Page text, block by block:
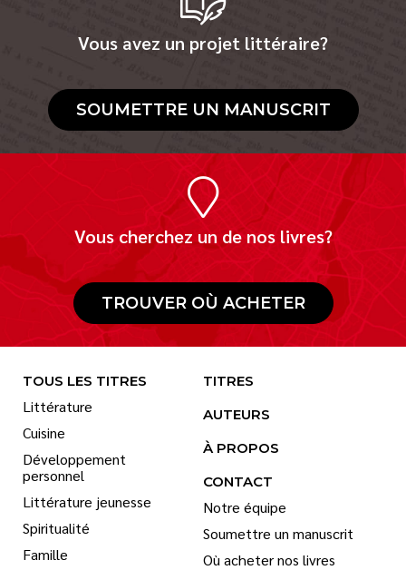
Vous avez un projet littéraire?
SOUMETTRE UN MANUSCRIT
Vous cherchez un de nos livres?
TROUVER OÙ ACHETER
TOUS LES TITRES
Littérature
Cuisine
Développement
personnel
Littérature jeunesse
Spiritualité
Famille
TITRES
AUTEURS
À PROPOS
CONTACT
Notre équipe
Soumettre un manuscrit
Où acheter nos livres